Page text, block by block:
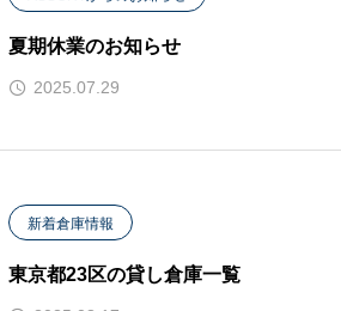
夏期休業のお知らせ
2025.07.29
新着倉庫情報
東京都23区の貸し倉庫一覧